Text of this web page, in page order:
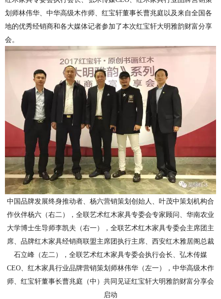
划师林伟华、中华高级木作师、红宝轩董事长曹兆庭以及来自全国各
地的优秀经销商和各大媒体记者参加了本次红宝轩大明雅韵财富分享
会。
中国品牌发展终身推动者、杨六营销策划创始人、叶茂中策划机构合
作伙伴杨六（右二），全联艺术红木家具专委会专家顾问、华南农业
大学博士生导师李凯夫（右一），全联艺术红木家具专委会主席团主
席、品牌红木家具经销商联盟主席团执行主席、西安红木雅居阁总裁
石立峰（左二），全联艺术红木家具专委会执行会长、弘木传媒
CEO、红木家具行业品牌营销策划师林伟华（左一），中华高级木作
师、红宝轩董事长曹兆庭（中）共同见证红宝轩大明雅韵财富分享会
启动